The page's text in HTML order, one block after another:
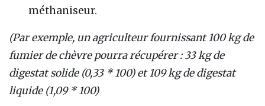
méthaniseur.
(Par exemple, un agriculteur fournissant 100 kg de
fumier de chèvre pourra récupérer : 33 kg de
digestat solide (0,33 * 100) et 109 kg de digestat
liquide (1,09 * 100)